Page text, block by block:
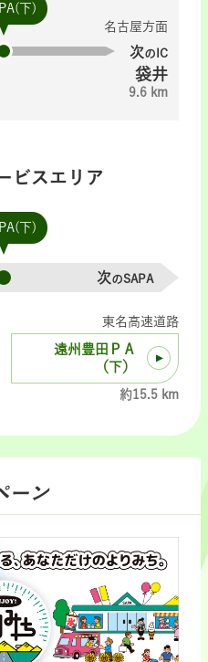
下)
名古屋方面
次のIC
袋井
9.6 km
ビスエリア
下)
次のSAPA
東名高速道路
遠州豊田ＰＡ
（下）
約15.5 km
ーン